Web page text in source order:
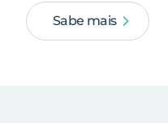
Sabe mais